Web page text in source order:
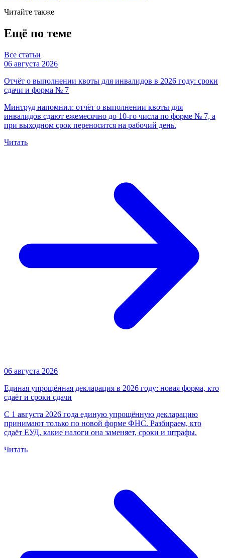
Читайте также
Ещё по теме
Все статьи
06 августа 2026
Отчёт о выполнении квоты для инвалидов в 2026 году: сроки
сдачи и форма № 7
Минтруд напомнил: отчёт о выполнении квоты для
инвалидов сдают ежемесячно до 10-го числа по форме № 7, а
при выходном срок переносится на рабочий день.
Читать
06 августа 2026
Единая упрощённая декларация в 2026 году: новая форма, кто
сдаёт и сроки сдачи
С 1 августа 2026 года единую упрощённую декларацию
принимают только по новой форме ФНС. Разбираем, кто
сдаёт ЕУД, какие налоги она заменяет, сроки и штрафы.
Читать